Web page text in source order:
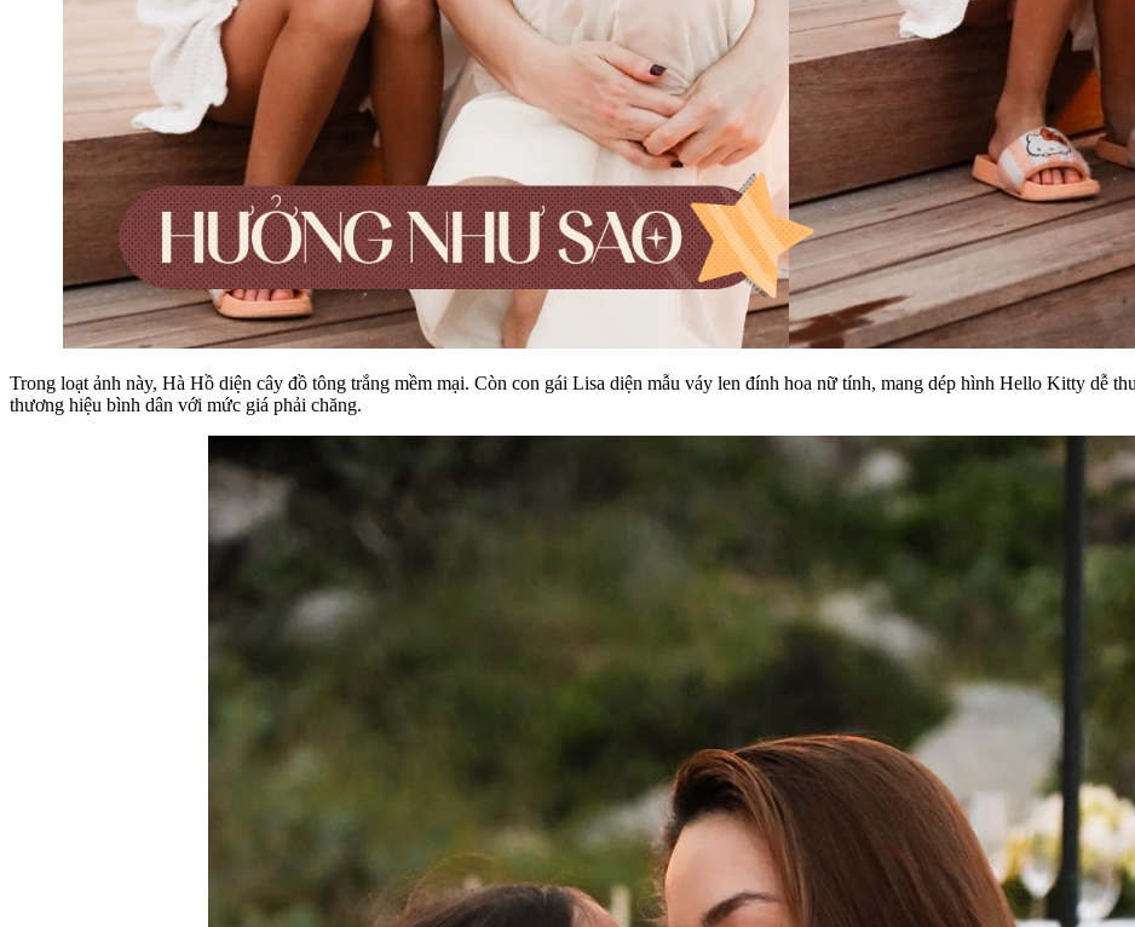
Trong loạt ảnh này, Hà Hồ diện cây đồ tông trắng mềm mại. Còn con gái Lisa diện mẫu váy len đính hoa nữ tính, mang dép hình Hello Kitty dễ
thương hiệu bình dân với mức giá phải chăng.